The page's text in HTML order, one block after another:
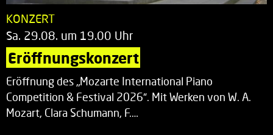
KONZERT
Sa. 29.08. um 19.00 Uhr
Eröffnungskonzert
Eröffnung des „Mozarte International Piano
Competition & Festival 2026“. Mit Werken von W. A.
Mozart, Clara Schumann, F.…